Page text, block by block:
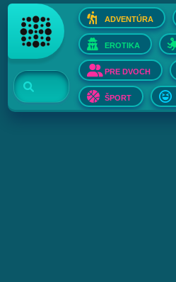
ADVENTÚRA
EROTIKA
PRE DVOCH
ŠPORT